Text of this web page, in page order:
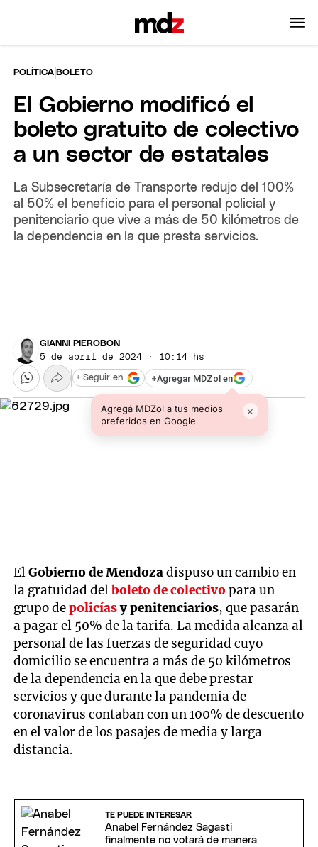
POLÍTICA |BOLETO
El Gobierno modificó el
boleto gratuito de colectivo
a un sector de estatales
La Subsecretaría de Transporte redujo del 100%
al 50% el beneficio para el personal policial y
penitenciario que vive a más de 50 kilómetros de
la dependencia en la que presta servicios.
GIANNI PIEROBON
5 de abril de 2024 · 10:14 hs
+Agregar MDZol en
Agregá MDZol a tus medios
preferidos en Google
×
+ Seguir en
ElGobierno de Mendozadispuso un cambio en
la gratuidad delboleto de colectivopara un
grupo depolicíasy penitenciarios, que pasarán
a pagar el 50% de la tarifa. La medida alcanza al
personal de las fuerzas de seguridad cuyo
domicilio se encuentra a más de 50 kilómetros
de la dependencia en la que debe prestar
servicios y que durante la pandemia de
coronavirus contaban con un 100% de descuento
en el valor de los pasajes de media y larga
distancia.
TE PUEDE INTERESAR
Anabel Fernández Sagasti
finalmente no votará de manera